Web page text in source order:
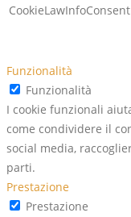
CookieLawInfoConsent
Funzionalità
Funzionalità
I cookie funzionali
come condividere il
social media,
parti.
Prestazione
Prestazione